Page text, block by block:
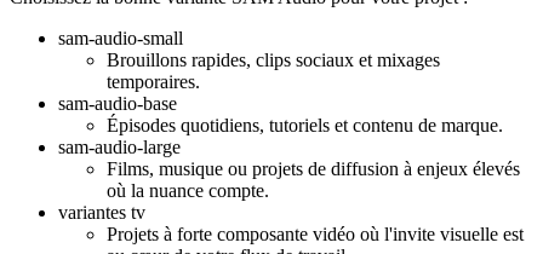
sam-audio-small
Brouillons rapides, clips sociaux et mixages
temporaires.
sam-audio-base
Épisodes quotidiens, tutoriels et contenu de marque.
sam-audio-large
Films, musique ou projets de diffusion à enjeux élevés
où la nuance compte.
variantes tv
Projets à forte composante vidéo où l'invite visuelle est